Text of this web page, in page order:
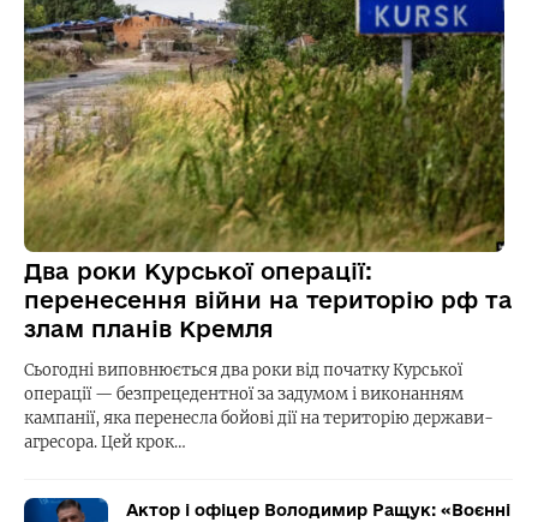
Два роки Курської операції:
перенесення війни на територію рф та
злам планів Кремля
Сьогодні виповнюється два роки від початку Курської
операції — безпрецедентної за задумом і виконанням
кампанії, яка перенесла бойові дії на територію держави-
агресора. Цей крок…
Актор і офіцер Володимир Ращук: «Воєнні